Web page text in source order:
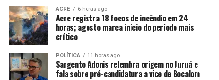
ACRE 6 horas ago
Acre registra 18 focos de incêndio em 24
horas; agosto marca início do período mais
crítico
POLÍTICA 11 horas ago
Sargento Adonis relembra origem no Juruá e
fala sobre pré-candidatura a vice de Bocalom